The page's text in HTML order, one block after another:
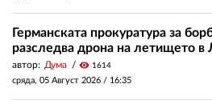
Германската прокуратура за
разследва дрона на летището в
автор: Дума visibility 1614
сряда, 05 Август 2026 / 16:35